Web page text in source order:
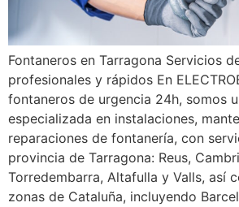
Fontaneros en Tarragona Servicios
profesionales y rápidos En
fontaneros de urgencia 24h, somos
especializada en instalaciones,
reparaciones de fontanería, con
provincia de Tarragona: Reus,
Torredembarra, Altafulla y Valls, así
zonas de Cataluña, incluyendo